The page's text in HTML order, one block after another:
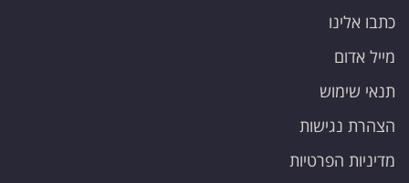
כתבו אלינו
מייל אדום
תנאי שימוש
הצהרת נגישות
מדיניות הפרטיות